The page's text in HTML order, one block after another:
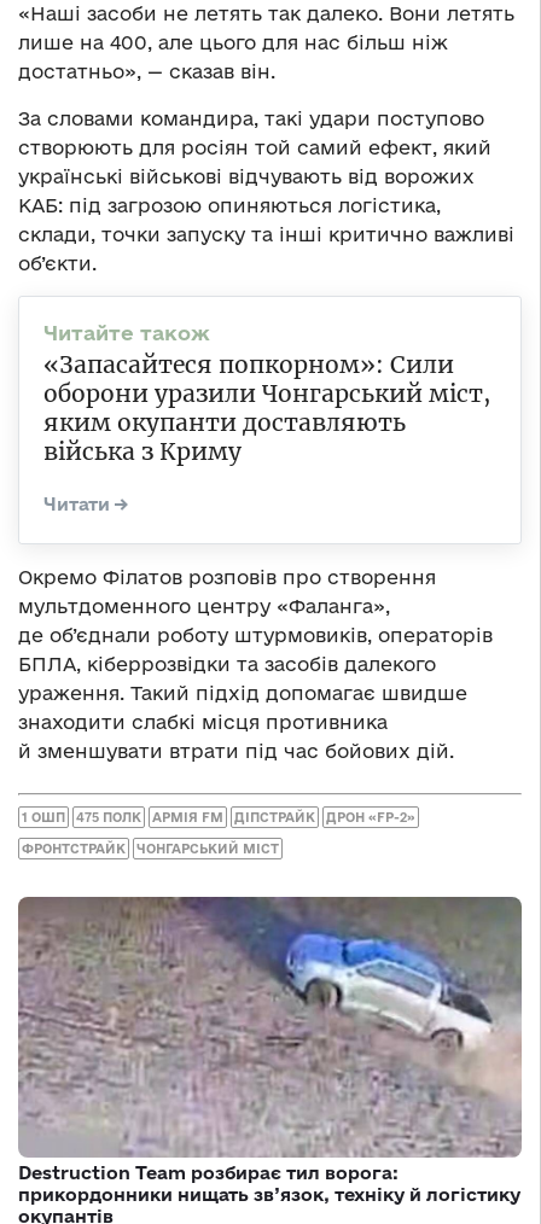
«Наші засоби не летять так далеко. Вони летять
лише на 400, але цього для нас більш ніж
достатньо», — сказав він.
За словами командира, такі удари поступово
створюють для росіян той самий ефект, який
українські військові відчувають від ворожих
КАБ: під загрозою опиняються логістика,
склади, точки запуску та інші критично важливі
об’єкти.
«Запасайтеся попкорном»: Сили
оборони уразили Чонгарський міст,
яким окупанти доставляють
війська з Криму
Окремо Філатов розповів про створення
мультдоменного центру «Фаланга»,
де об’єднали роботу штурмовиків, операторів
БПЛА, кіберрозвідки та засобів далекого
ураження. Такий підхід допомагає швидше
знаходити слабкі місця противника
й зменшувати втрати під час бойових дій.
1 ОШП 475 ПОЛК АРМІЯ FM ДІПСТРАЙК ДРОН «FP-2»
ФРОНТСТРАЙК ЧОНГАРСЬКИЙ МІСТ
Destruction Team розбирає тил ворога:
прикордонники нищать зв’язок, техніку й логістику
окупантів